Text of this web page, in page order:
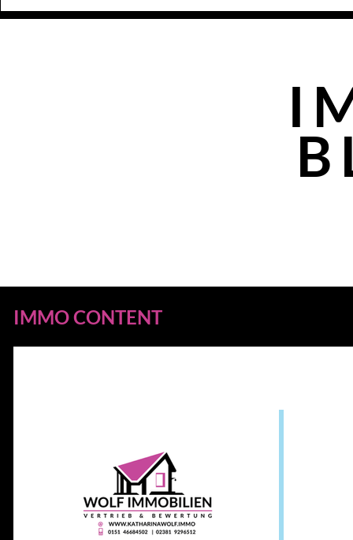
IMMO CONTENT
HAUS & HEIM KFW HAUS & HEIM